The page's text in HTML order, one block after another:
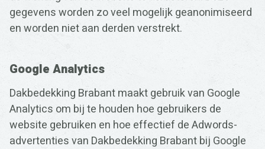
gegevens worden zo veel mogelijk geanonimiseerd
en worden niet aan derden verstrekt.
Google Analytics
Dakbedekking Brabant maakt gebruik van Google
Analytics om bij te houden hoe gebruikers de
website gebruiken en hoe effectief de Adwords-
advertenties van Dakbedekking Brabant bij Google